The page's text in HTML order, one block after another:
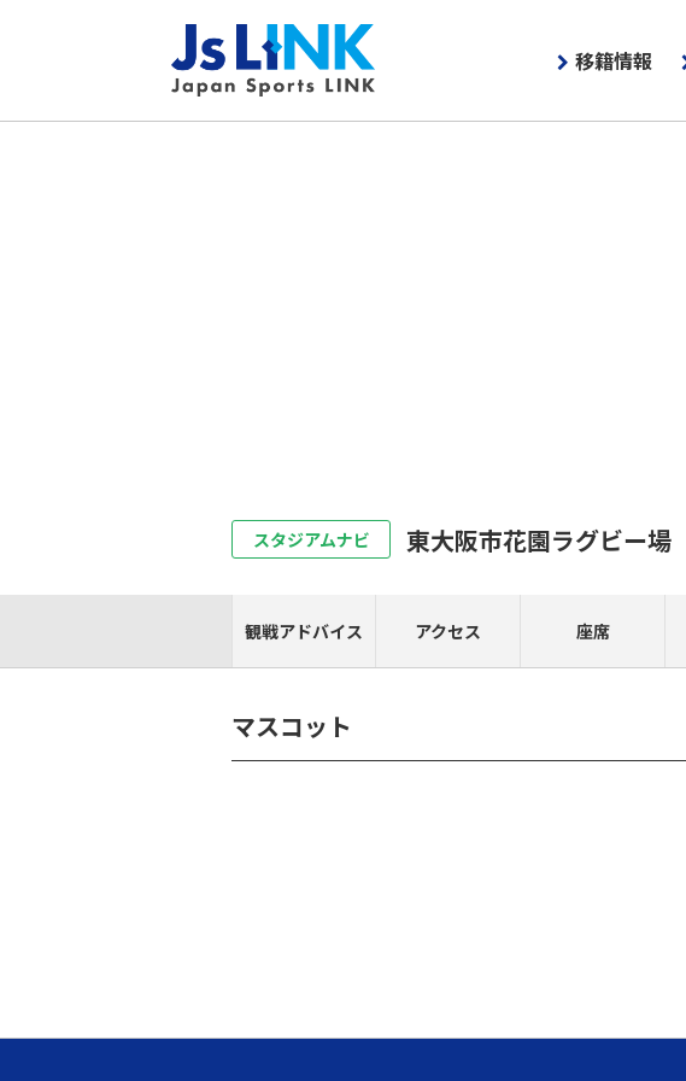
移籍情報
スタジアムナビ 東大阪市花園ラグビー場
観戦アドバイス アクセス 座席
マスコット